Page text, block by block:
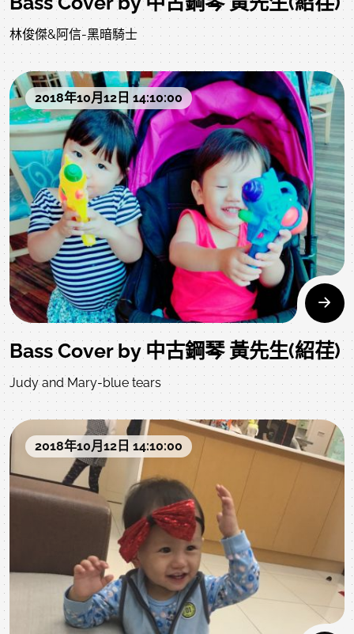
林俊傑&阿信-黑暗騎士
2018年10月12日 14:10:00
Bass Cover by 中古鋼琴 黃先生(紹荏)
Judy and Mary-blue tears
2018年10月12日 14:10:00